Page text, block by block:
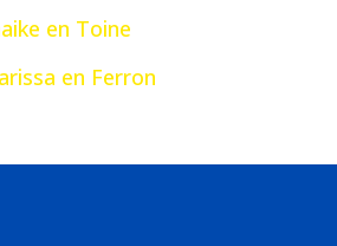
en Toine
en Ferron